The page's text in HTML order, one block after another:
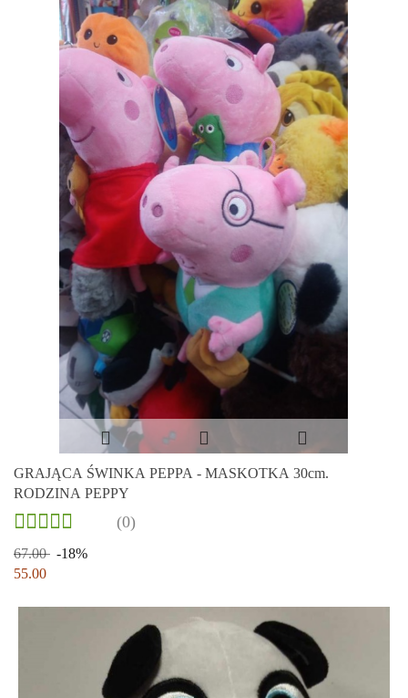
GRAJĄCA ŚWINKA PEPPA - MASKOTKA 30cm.
RODZINA PEPPY
(0)
67.00
-18%
55.00